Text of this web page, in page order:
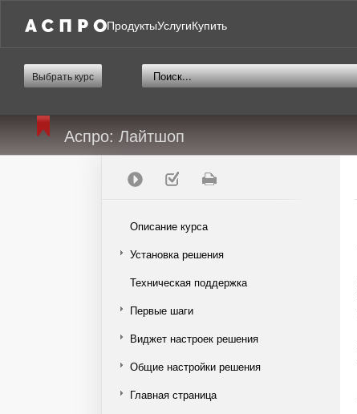
ПродуктыУслугиКупить
Выбрать курс
Аспро: Лайтшоп
Описание курса
Установка решения
Техническая поддержка
Первые шаги
Виджет настроек решения
Общие настройки решения
Главная страница